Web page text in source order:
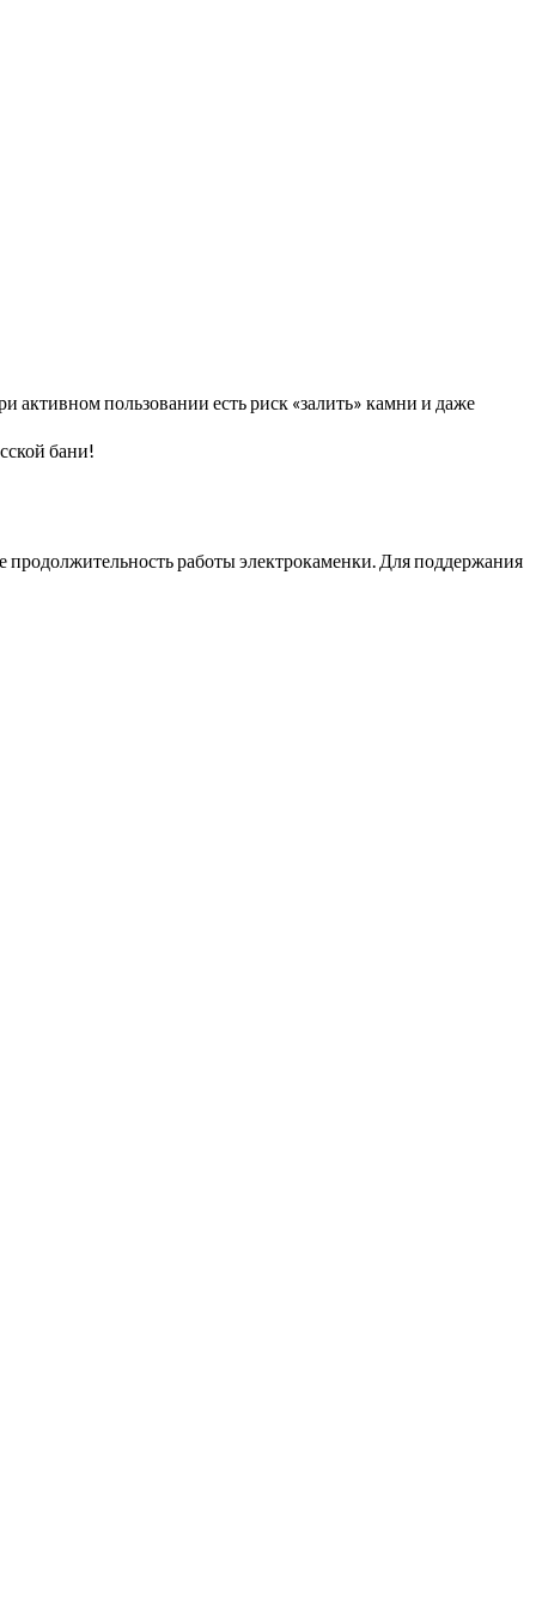
пользовании есть риск «залить» камни и даже
бани!
продолжительность работы электрокаменки. Для поддержания